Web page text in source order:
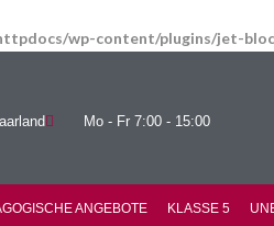
wp-content/plugins/jet-
Mo - Fr 7:00 - 15:00
ANGEBOTE KLASSE 5